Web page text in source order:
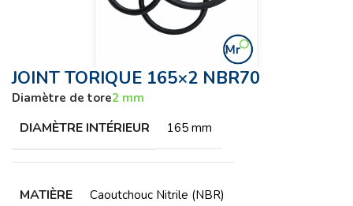
JOINT TORIQUE 165×2 NBR70
Diamètre de tore2 mm
DIAMÈTRE INTÉRIEUR 165 mm
MATIÈRE
Caoutchouc Nitrile (NBR)